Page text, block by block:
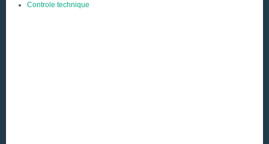
Controle technique